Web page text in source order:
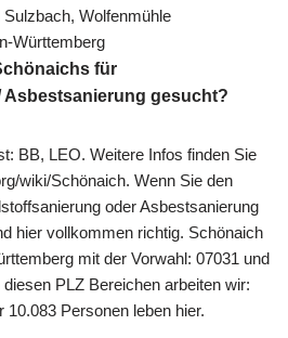
Wolfenmühle
Württemberg
für
gesucht?
BB, LEO. Weitere Infos finden Sie
wiki/Schönaich. Wenn Sie den
oder Asbestsanierung
hier vollkommen richtig. Schönaich
mit der Vorwahl: 07031 und
PLZ Bereichen arbeiten wir:
10.083 Personen leben hier.